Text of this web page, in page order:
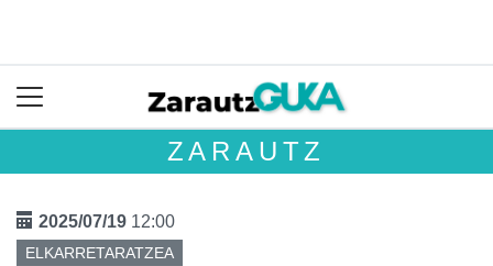
ZARAUTZ
2025/07/19 12:00
ELKARRETARATZEA